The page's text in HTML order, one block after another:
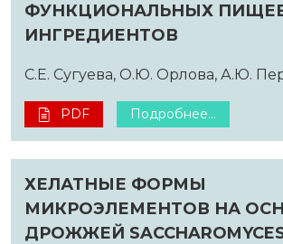
ФУНКЦИОНАЛЬНЫХ
ИНГРЕДИЕНТОВ
С.Е. Сугуева, O.Ю. Орлова, А.Ю.
PDF Подробнее...
ХЕЛАТНЫЕ ФОРМЫ
МИКРОЭЛЕМЕНТОВ НА
ДРОЖЖЕЙ